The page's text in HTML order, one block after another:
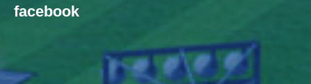
facebook